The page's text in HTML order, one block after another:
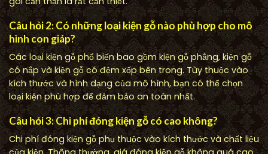
Câu hỏi 2: Có những loại kiện gỗ nào phù hợp cho mô
hình con giáp?
Các loại kiện gỗ phổ biến bao gồm kiện gỗ phẳng, kiện gỗ
có nắp và kiện gỗ có đệm xốp bên trong. Tùy thuộc vào
kích thước và hình dạng của mô hình, bạn có thể chọn
loại kiện phù hợp để đảm bảo an toàn nhất.
Câu hỏi 3: Chi phí đóng kiện gỗ có cao không?
Chi phí đóng kiện gỗ phụ thuộc vào kích thước và chất liệu